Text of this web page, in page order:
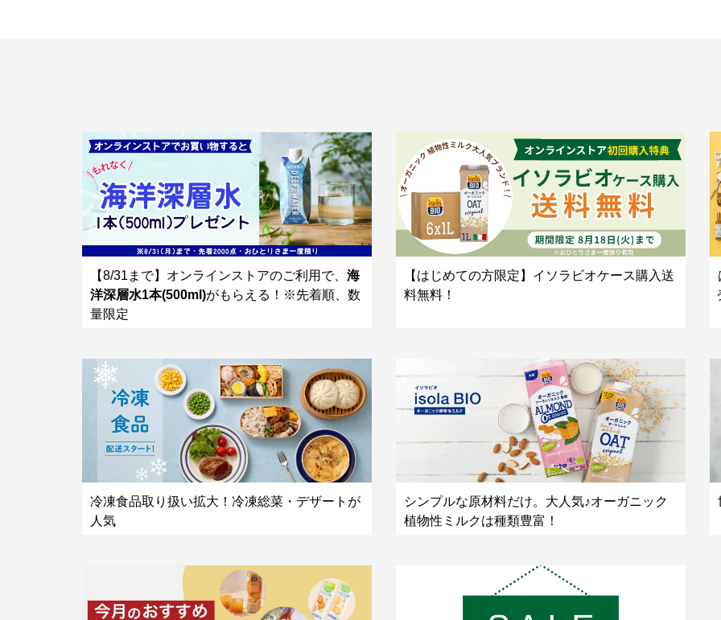
【8/31まで】オンラインストアのご利用で、 海
洋深層水1本(500ml)がもらえる！※先着順、数
量限定
【はじめての方限定】イソラビオケース購入送
料無料！
冷凍食品取り扱い拡大！冷凍総菜・デザートが
人気
シンプルな原材料だけ。大人気♪オーガニック
植物性ミルクは種類豊富！